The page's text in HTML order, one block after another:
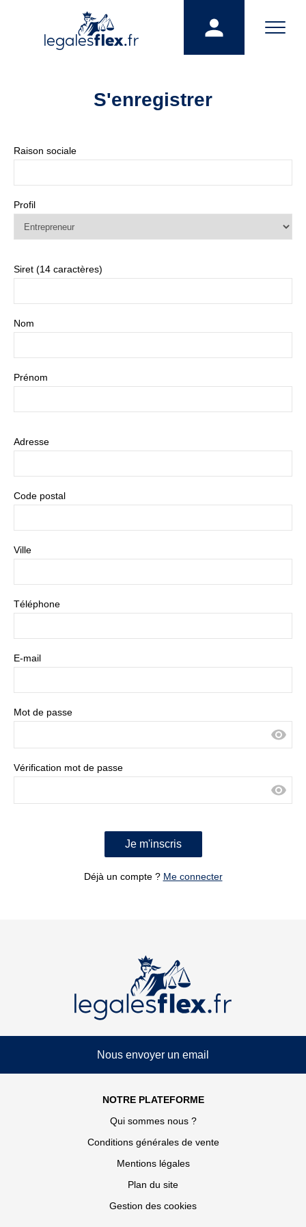
S'enregistrer
Raison sociale
Profil
Siret (14 caractères)
Nom
Prénom
Adresse
Code postal
Ville
Téléphone
E-mail
Mot de passe
Vérification mot de passe
Je m'inscris
Déjà un compte ? Me connecter
Nous envoyer un email
NOTRE PLATEFORME
Qui sommes nous ?
Conditions générales de vente
Mentions légales
Plan du site
Gestion des cookies